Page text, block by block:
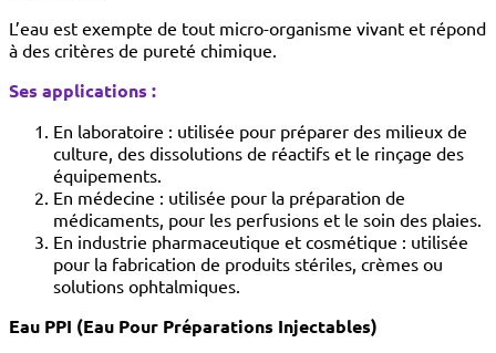
L’eau est exempte de tout micro-organisme vivant et répond
à des critères de pureté chimique.
Ses applications :
En laboratoire : utilisée pour préparer des milieux de
culture, des dissolutions de réactifs et le rinçage des
équipements.
En médecine : utilisée pour la préparation de
médicaments, pour les perfusions et le soin des plaies.
En industrie pharmaceutique et cosmétique : utilisée
pour la fabrication de produits stériles, crèmes ou
solutions ophtalmiques.
Eau PPI (Eau Pour Préparations Injectables)